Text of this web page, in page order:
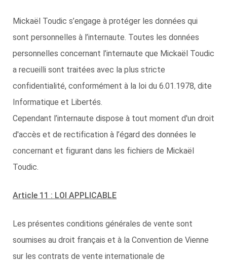
Mickaël Toudic s’engage à protéger les données qui
sont personnelles à l’internaute. Toutes les données
personnelles concernant l’internaute que Mickaël Toudic
a recueilli sont traitées avec la plus stricte
confidentialité, conformément à la loi du 6.01.1978, dite
Informatique et Libertés.
Cependant l’internaute dispose à tout moment d'un droit
d'accès et de rectification à l’égard des données le
concernant et figurant dans les fichiers de Mickaël
Toudic.
Article 11 : LOI APPLICABLE
Les présentes conditions générales de vente sont
soumises au droit français et à la Convention de Vienne
sur les contrats de vente internationale de